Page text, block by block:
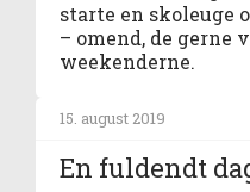
starte en skoleuge
– omend, de
weekenderne.
15. august 2019
En fuldendt